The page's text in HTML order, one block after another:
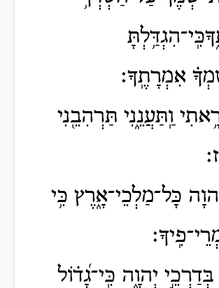
אִמְרָתֶֽךָ׃
וַֽתַּעֲנֵ֑נִי תַּרְהִבֵ֖נִי
כָּל־מַלְכֵי־אָ֑רֶץ כִּ֥י
יְהוָ֑ה כִּֽי־גָ֝ד֗וֹל